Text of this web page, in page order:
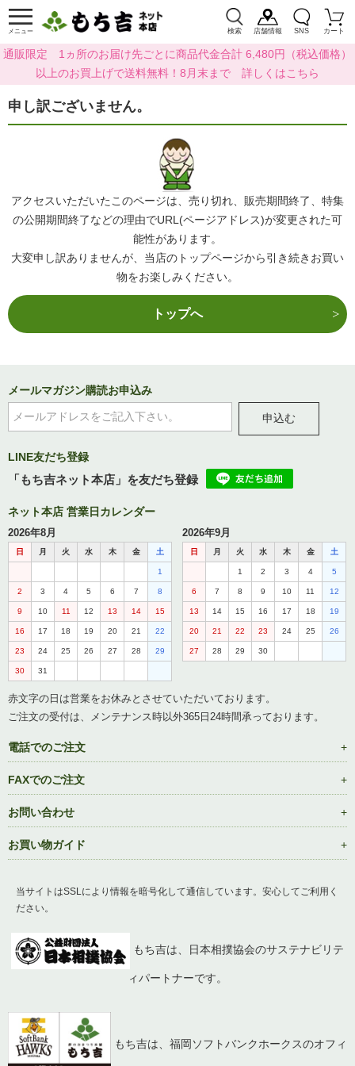
メニュー 検索 店舗情報 SNS カート
通販限定 1ヵ所のお届け先ごとに商品代金合計 6,480円（税込価格）
以上のお買上げで送料無料！8月末まで 詳しくはこちら
申し訳ございません。
アクセスいただいたこのページは、売り切れ、販売期間終了、特集
の公開期間終了などの理由でURL(ページアドレス)が変更された可
能性があります。
大変申し訳ありませんが、当店のトップページから引き続きお買い
物をお楽しみください。
トップへ
メールマガジン購読お申込み
申込む
LINE友だち登録
「もち吉ネット本店」を友だち登録
ネット本店 営業日カレンダー
2026年8月
日 月 火 水 木 金 土
1
2 3 4 5 6 7 8
9 10 11 12 13 14 15
16 17 18 19 20 21 22
23 24 25 26 27 28 29
30 31
2026年9月
日 月 火 水 木 金 土
1 2 3 4 5
6 7 8 9 10 11 12
13 14 15 16 17 18 19
20 21 22 23 24 25 26
27 28 29 30
赤文字の日は営業をお休みとさせていただいております。
ご注文の受付は、メンテナンス時以外365日24時間承っております。
電話でのご注文
FAXでのご注文
お問い合わせ
お買い物ガイド
当サイトはSSLにより情報を暗号化して通信しています。安心してご利用く
ださい。
もち吉は、日本相撲協会のサステナビリテ
ィパートナーです。
もち吉は、福岡ソフトバンクホークスのオフィ